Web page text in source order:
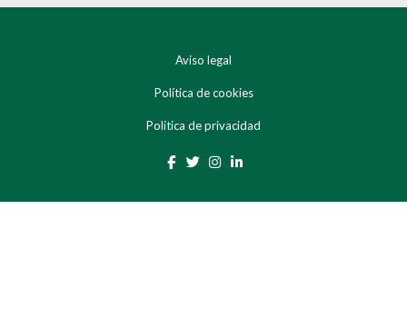
Aviso legal
Política de cookies
Política de privacidad